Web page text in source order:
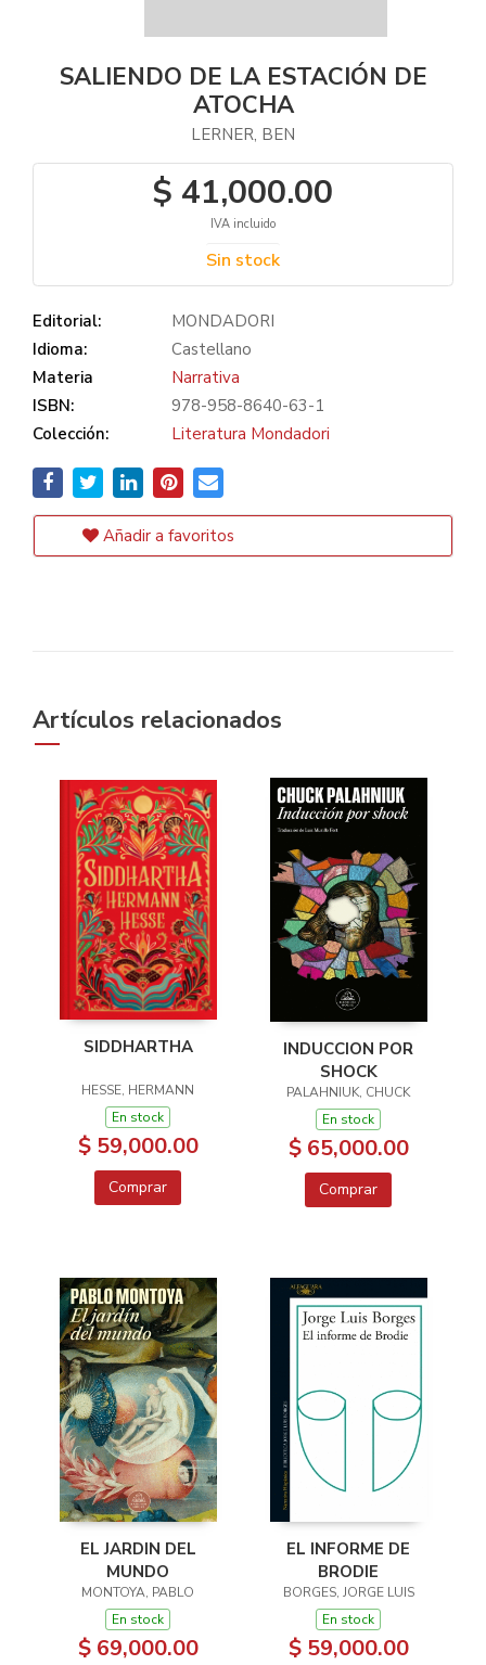
SALIENDO DE LA ESTACIÓN DE
ATOCHA
LERNER, BEN
$ 41,000.00
IVA incluido
Sin stock
Editorial:
MONDADORI
Idioma:
Castellano
Materia
Narrativa
ISBN:
978-958-8640-63-1
Colección:
Literatura Mondadori
Añadir a favoritos
Artículos relacionados
SIDDHARTHA
HESSE, HERMANN
En stock
$ 59,000.00
Comprar
INDUCCION POR
SHOCK
PALAHNIUK, CHUCK
En stock
$ 65,000.00
Comprar
EL JARDIN DEL
MUNDO
MONTOYA, PABLO
En stock
$ 69,000.00
EL INFORME DE
BRODIE
BORGES, JORGE LUIS
En stock
$ 59,000.00